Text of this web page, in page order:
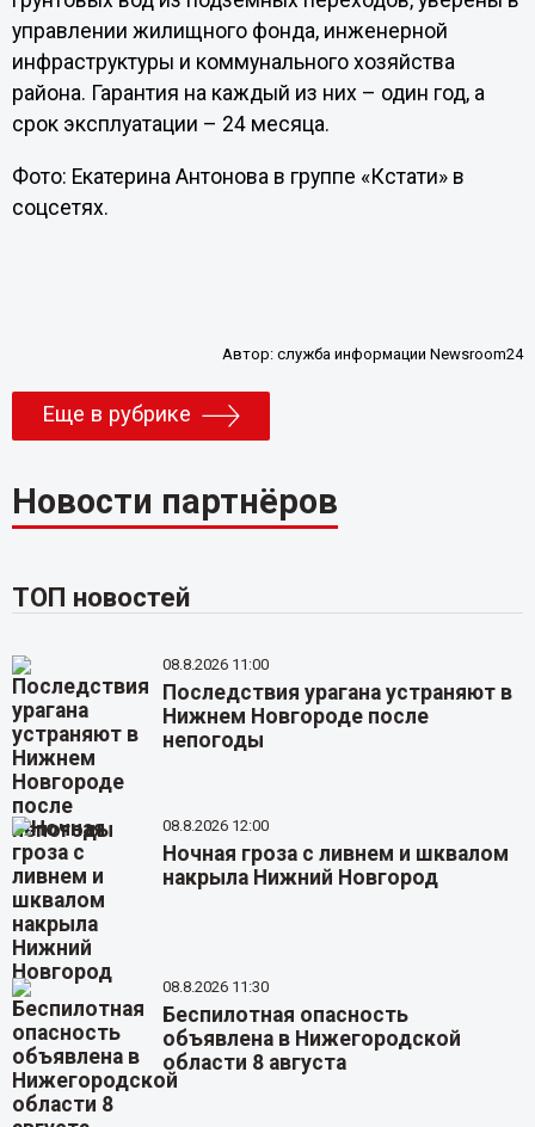
управлении жилищного фонда, инженерной
инфраструктуры и коммунального хозяйства
района. Гарантия на каждый из них – один год, а
срок эксплуатации – 24 месяца.
Фото: Екатерина Антонова в группе «Кстати» в
соцсетях.
Автор:служба информации Newsroom24
Еще в рубрике
Новости партнёров
ТОП новостей
08.8.2026 11:00
Последствия урагана устраняют в
Нижнем Новгороде после
непогоды
08.8.2026 12:00
Ночная гроза с ливнем и шквалом
накрыла Нижний Новгород
08.8.2026 11:30
Беспилотная опасность
объявлена в Нижегородской
области 8 августа